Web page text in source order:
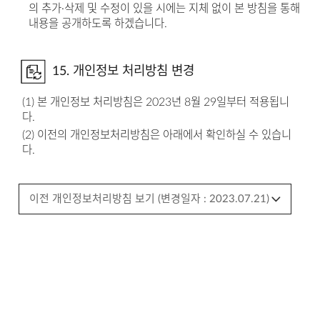
의 추가·삭제 및 수정이 있을 시에는 지체 없이 본 방침을 통해
내용을 공개하도록 하겠습니다.
15. 개인정보 처리방침 변경
(1) 본 개인정보 처리방침은 2023년 8월 29일부터 적용됩니
다.
(2) 이전의 개인정보처리방침은 아래에서 확인하실 수 있습니
다.
이전 개인정보처리방침 보기 (변경일자 : 2023.07.21)